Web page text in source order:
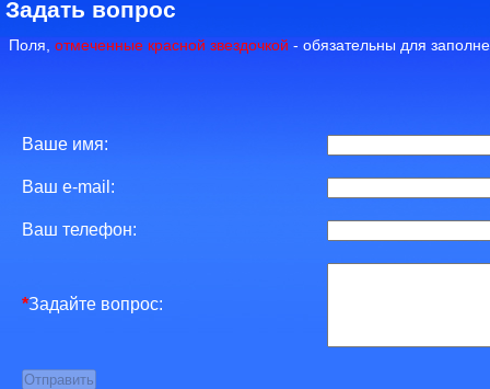
Задать вопрос
Поля, отмеченные красной звездочкой - обязательны для
Ваше имя:
Ваш e-mail:
Ваш телефон:
*Задайте вопрос: